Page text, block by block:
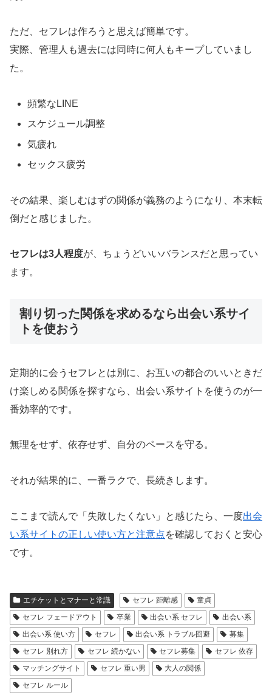
ただ、セフレは作ろうと思えば簡単です。
実際、管理人も過去には同時に何人もキープしていまし
た。
頻繁なLINE
スケジュール調整
気疲れ
セックス疲労
その結果、楽しむはずの関係が義務のようになり、本末転
倒だと感じました。
セフレは3人程度が、ちょうどいいバランスだと思ってい
ます。
割り切った関係を求めるなら出会い系サイ
トを使おう
定期的に会うセフレとは別に、お互いの都合のいいときだ
け楽しめる関係を探すなら、出会い系サイトを使うのが一
番効率的です。
無理をせず、依存せず、自分のペースを守る。
それが結果的に、一番ラクで、長続きします。
ここまで読んで「失敗したくない」と感じたら、一度出会
い系サイトの正しい使い方と注意点を確認しておくと安心
です。
エチケットとマナーと常識 セフレ 距離感
童貞
セフレ フェードアウト
卒業 出会い系 セフレ
出会い系
出会い系 使い方
セフレ 出会い系 トラブル回避
募集
セフレ 別れ方
セフレ 続かない セフレ募集
セフレ 依存
マッチングサイト
セフレ 重い男
大人の関係
セフレ ルール